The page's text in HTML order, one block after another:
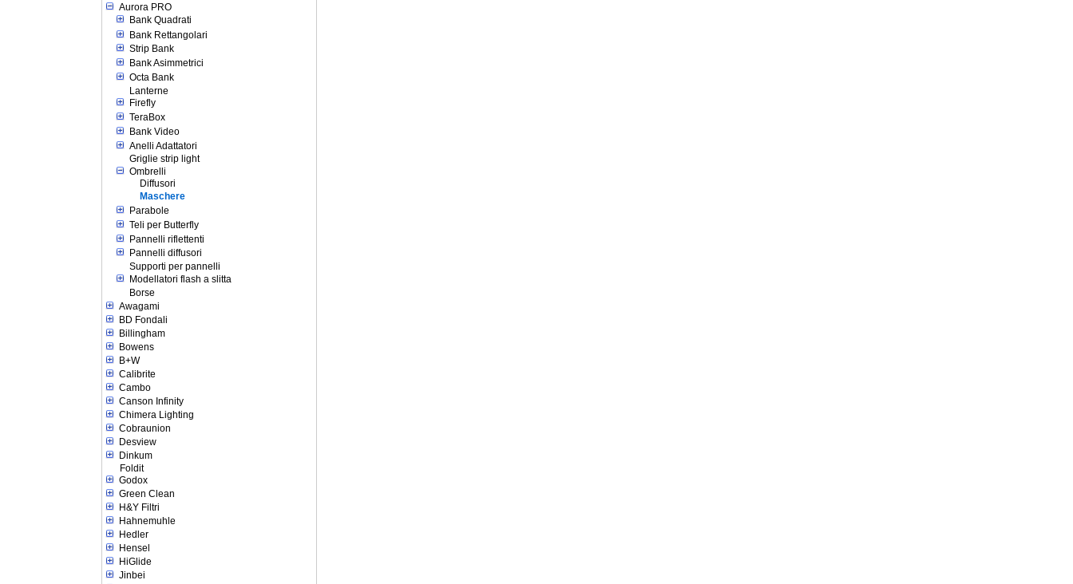
Aurora PRO
Bank Quadrati
Bank Rettangolari
Strip Bank
Bank Asimmetrici
Octa Bank
Lanterne
Firefly
TeraBox
Bank Video
Anelli Adattatori
Griglie strip light
Ombrelli
Diffusori
Maschere
Parabole
Teli per Butterfly
Pannelli riflettenti
Pannelli diffusori
Supporti per pannelli
Modellatori flash a slitta
Borse
Awagami
BD Fondali
Billingham
Bowens
B+W
Calibrite
Cambo
Canson Infinity
Chimera Lighting
Cobraunion
Desview
Dinkum
Foldit
Godox
Green Clean
H&Y Filtri
Hahnemuhle
Hedler
Hensel
HiGlide
Jinbei